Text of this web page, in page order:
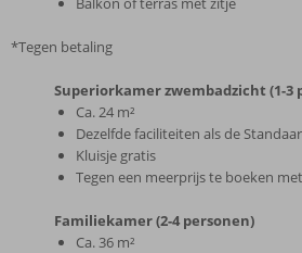
*Tegen betaling
Superiorkamer zwembadzicht (1-3
Ca. 24 m²
Dezelfde faciliteiten als de
Kluisje gratis
Tegen een meerprijs te boeken
Familiekamer (2-4 personen)
Ca. 36 m²